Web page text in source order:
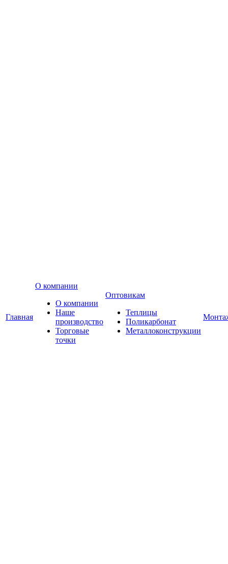
Главная
О компании
О компании
Наше
производство
Торговые
точки
Оптовикам
Теплицы
Поликарбонат
Металлоконструкции